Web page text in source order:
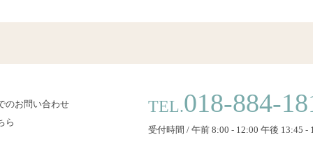
のお問い合わせ
ら
TEL.018-884-
受付時間 / 午前 8:00 - 12:00 午後 13:45 -